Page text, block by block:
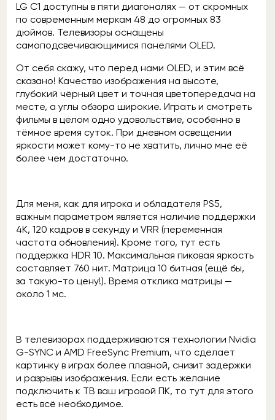
LG C1 доступны в пяти диагоналях — от скромных
по современным меркам 48 до огромных 83
дюймов. Телевизоры оснащены
самоподсвечивающимися панелями OLED.
От себя скажу, что перед нами OLED, и этим всё
сказано! Качество изображения на высоте,
глубокий чёрный цвет и точная цветопередача на
месте, а углы обзора широкие. Играть и смотреть
фильмы в целом одно удовольствие, особенно в
тёмное время суток. При дневном освещении
яркости может кому-то не хватить, лично мне её
более чем достаточно.
Для меня, как для игрока и обладателя PS5,
важным параметром является наличие поддержки
4K, 120 кадров в секунду и VRR (переменная
частота обновления). Кроме того, тут есть
поддержка HDR 10. Максимальная пиковая яркость
составляет 760 нит. Матрица 10 битная (ещё бы,
за такую-то цену!). Время отклика матрицы —
около 1 мс.
В телевизорах поддерживаются технологии Nvidia
G-SYNC и AMD FreeSync Premium, что сделает
картинку в играх более плавной, снизит задержки
и разрывы изображения. Если есть желание
подключить к ТВ ваш игровой ПК, то тут для этого
есть всё необходимое.